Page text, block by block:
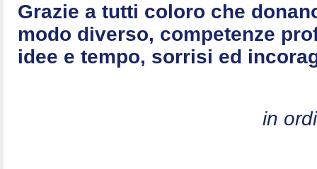
Grazie a tutti coloro che
modo diverso, competenze
idee e tempo, sorrisi ed
in